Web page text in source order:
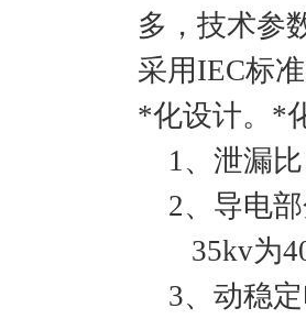
多，技术参
采用IEC标
*化设计。*
1、泄漏比
2、导电部
35kv为
3、动稳定